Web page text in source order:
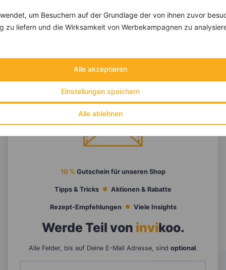
um Besuchern auf der Grundlage der von ihnen zuvor
zu liefern und die Wirksamkeit von Werbekampagnen zu
Alle ablehnen
Einstellungen speichern
Alle akzeptieren
10 % Gutschein für unseren Shop
Tipps & Tricks Aktionen & Rabatte
Rezept-Empfehlungen Viele Insights
Werde Teil von invikoo.
Alle Felder, bis auf Deine E-Mail Adresse, sind optional.